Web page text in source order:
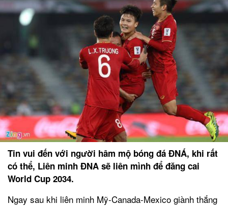
Tin vui đến với người hâm mộ bóng đá ĐNÁ, khi rất
có thể, Liên minh ĐNA sẽ liên mình để đăng cai
World Cup 2034.
Ngay sau khi liên minh Mỹ-Canada-Mexico giành thắng